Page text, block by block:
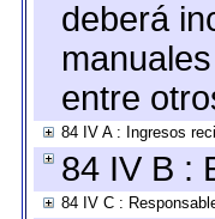
deberá
entre
84 IV A : Ingresos
84 IV B :
84 IV C :